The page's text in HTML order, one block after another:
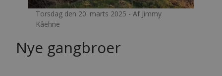
Torsdag den 20. marts 2025 - Af Jimmy
Kâehne
Nye gangbroer